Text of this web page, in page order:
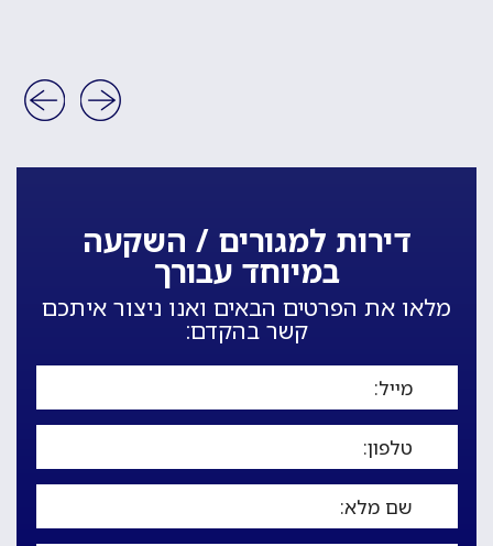
דירות למגורים / השקעה
במיוחד עבורך
מלאו את הפרטים הבאים ואנו ניצור איתכם
קשר בהקדם: